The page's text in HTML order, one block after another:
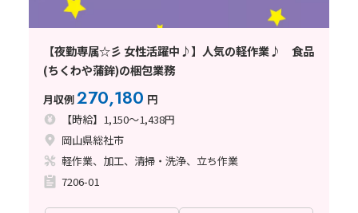
【夜勤専属☆彡 女性活躍中♪】人気の軽作業♪ 食品
(ちくわや蒲鉾)の梱包業務
月収例270,180 円
【時給】1,150～1,438円
岡山県総社市
軽作業、加工、清掃・洗浄、立ち作業
7206-01